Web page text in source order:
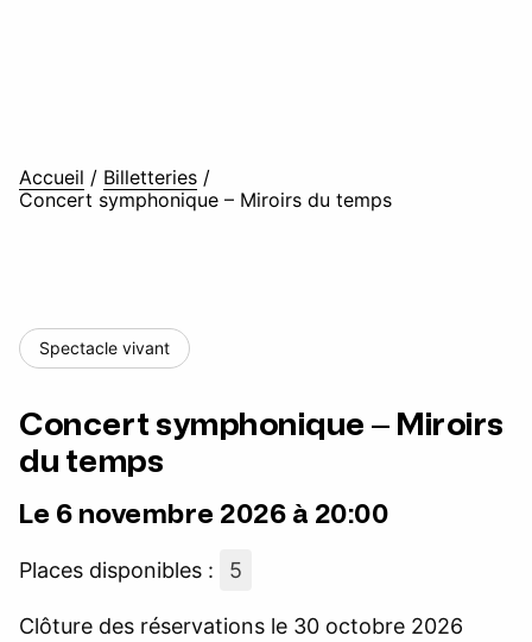
Accueil / Billetteries /
Concert symphonique – Miroirs du temps
Spectacle vivant
Concert symphonique – Miroirs
du temps
Le 6 novembre 2026 à 20:00
Places disponibles : 5
Clôture des réservations le 30 octobre 2026